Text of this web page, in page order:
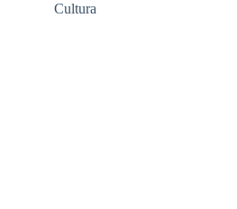
Cultura